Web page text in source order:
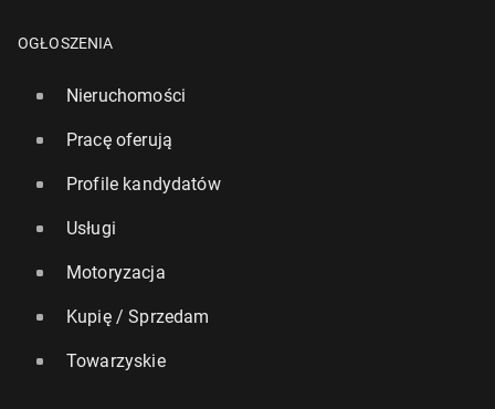
OGŁOSZENIA
Nieruchomości
Pracę oferują
Profile kandydatów
Usługi
Motoryzacja
Kupię / Sprzedam
Towarzyskie